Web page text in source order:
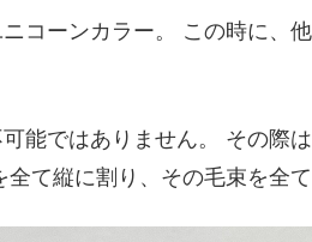
コーンカラー。 この時に、
能ではありません。 その際
て縦に割り、その毛束を全